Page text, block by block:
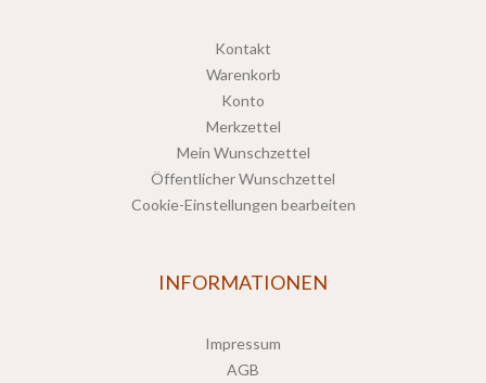
Kontakt
Warenkorb
Konto
Merkzettel
Mein Wunschzettel
Öffentlicher Wunschzettel
Cookie-Einstellungen bearbeiten
INFORMATIONEN
Impressum
AGB